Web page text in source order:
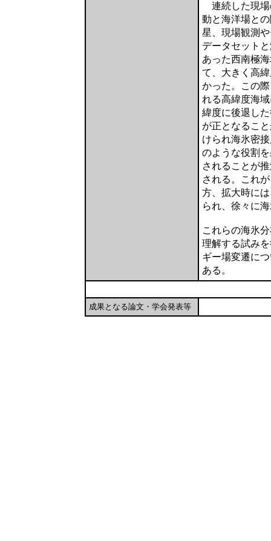
連続した現場
動と海洋場と
星、現場観測
データセット
あった西南極
て、大きく高
かった。この
れる高緯度海
緯度に後退し
が正となるこ
けられ海氷密
のような役割
されることが
される。これ
方、拡大時に
られ、徐々に
これらの海氷
理解する試み
ギー場変遷に
ある。
成果となる論文・学会発表等